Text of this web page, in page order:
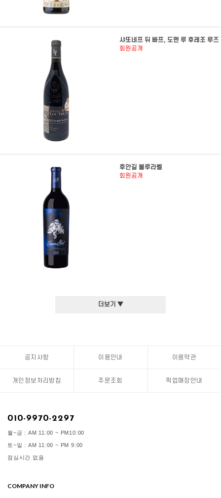
샤또네프 뒤 빠프, 도멘 루 후레조 루즈
회원공개
후안길 블루라벨
회원공개
더보기 ▼
공지사항 이용안내 이용약관
개인정보처리방침 주문조회 픽업매장안내
010-9970-2297
월~금 : AM 11:00 ~ PM10:00
토~일 : AM 11:00 ~ PM 9:00
점심시간 없음
COMPANY INFO